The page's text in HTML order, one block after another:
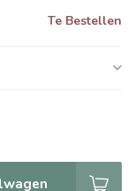
Te Bestellen